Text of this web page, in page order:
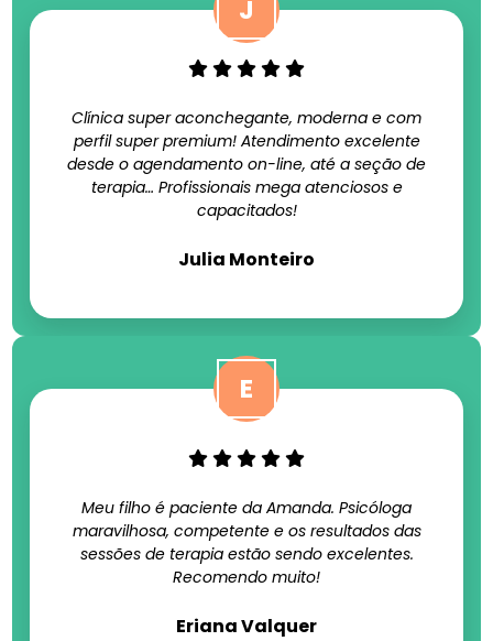
Clínica super aconchegante, moderna e com
perfil super premium! Atendimento excelente
desde o agendamento on-line, até a seção de
terapia… Profissionais mega atenciosos e
capacitados!
Julia Monteiro
Meu filho é paciente da Amanda. Psicóloga
maravilhosa, competente e os resultados das
sessões de terapia estão sendo excelentes.
Recomendo muito!
Eriana Valquer